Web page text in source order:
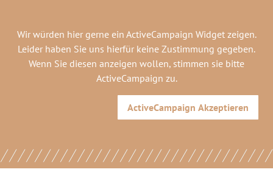
Wir würden hier gerne ein ActiveCampaign Widgetzeigen.
Leider haben Sie uns hierfür keine Zustimmung gegeben.
Wenn Sie diesen anzeigen wollen, stimmen sie bitte
ActiveCampaign zu.
ActiveCampaign Akzeptieren